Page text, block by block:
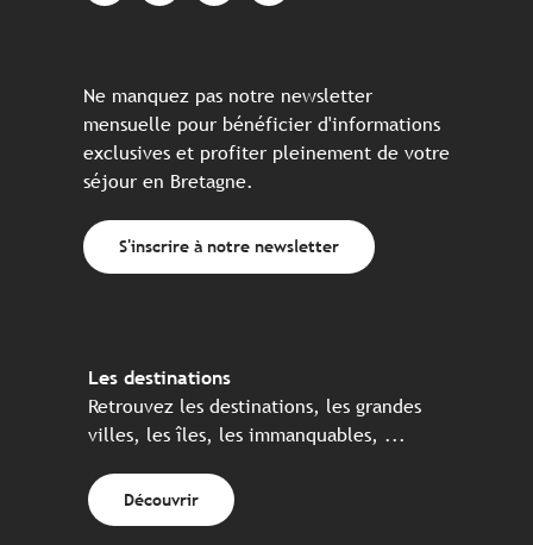
Ne manquez pas notre newsletter
mensuelle pour bénéficier d'informations
exclusives et profiter pleinement de votre
séjour en Bretagne.
S'inscrire à notre newsletter
Les destinations
Retrouvez les destinations, les grandes
villes, les îles, les immanquables, ...
Découvrir